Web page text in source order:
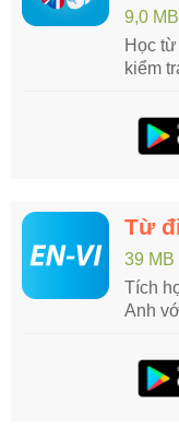
9,0 MB
Học
kiểm
Từ
39 MB
Tích
Anh